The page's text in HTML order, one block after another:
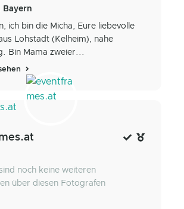
Bayern
ich bin die Micha, Eure liebevolle
Lohstadt (Kelheim), nahe
Bin Mama zweier...
noch keine weiteren
über diesen Fotografen